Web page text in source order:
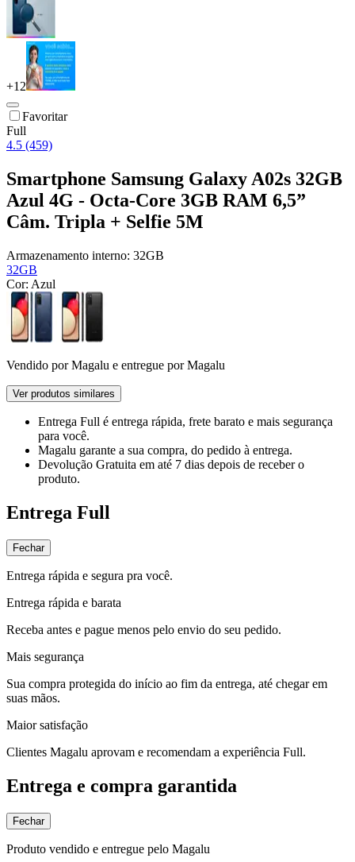
+12
Favoritar
Full
4.5 (459)
Smartphone Samsung Galaxy A02s 32GB
Azul 4G - Octa-Core 3GB RAM 6,5”
Câm. Tripla + Selfie 5M
Armazenamento interno: 32GB
32GB
Cor: Azul
Vendido porMagalu e entregue por Magalu
Ver produtos similares
Entrega Full é entrega rápida, frete barato e mais segurança
para você.
Magalu garante a sua compra, do pedido à entrega.
Devolução Gratuita em até 7 dias depois de receber o
produto.
Entrega Full
Fechar
Entrega rápida e segura pra você.
Entrega rápida e barata
Receba antes e pague menos pelo envio do seu pedido.
Mais segurança
Sua compra protegida do início ao fim da entrega, até chegar em
suas mãos.
Maior satisfação
Clientes Magalu aprovam e recomendam a experiência Full.
Entrega e compra garantida
Fechar
Produto vendido e entregue pelo Magalu